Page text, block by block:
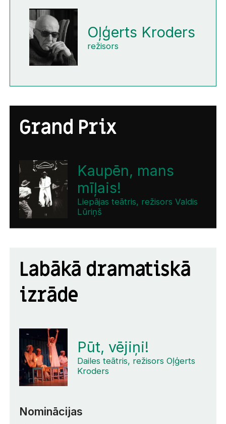
Oļģerts Kroders
režisors
Grand Prix
Kaupēn, mans
mīļais!
Liepājas teātris, režisors Valdis
Lūriņš
Labākā dramatiskā
izrāde
Pūt, vējiņi!
Dailes teātris, režisors Oļģerts
Kroders
Nominācijas